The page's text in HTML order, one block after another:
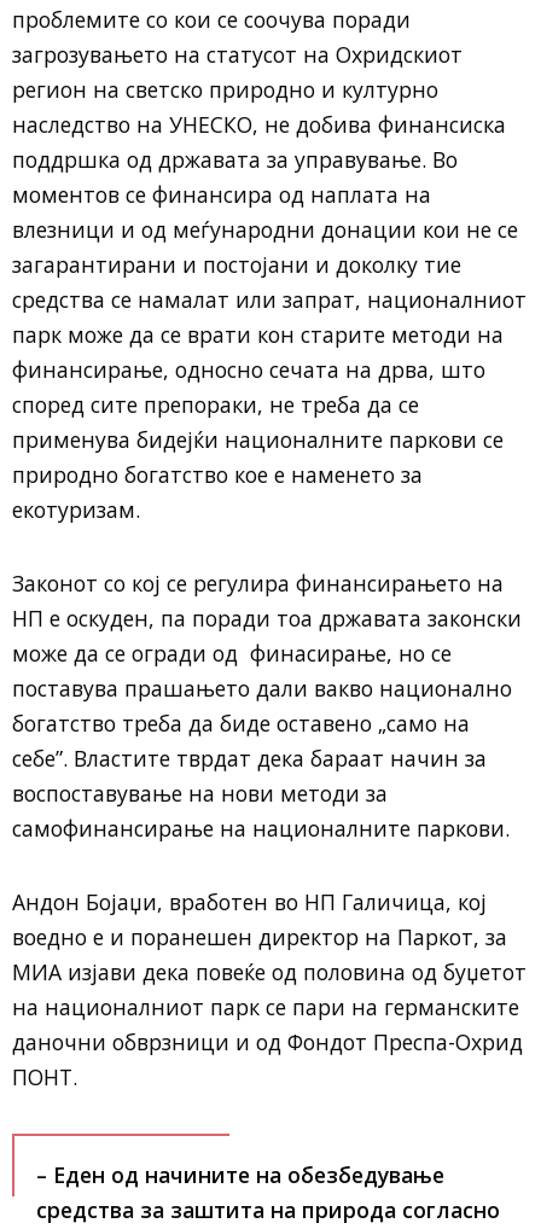
проблемите со кои се соочува поради
загрозувањето на статусот на Охридскиот
регион на светско природно и културно
наследство на УНЕСКО, не добива финансиска
поддршка од државата за управување. Во
моментов се финансира од наплата на
влезници и од меѓународни донации кои не се
загарантирани и постојани и доколку тие
средства се намалат или запрат, националниот
парк може да се врати кон старите методи на
финансирање, односно сечата на дрва, што
според сите препораки, не треба да се
применува бидејќи националните паркови се
природно богатство кое е наменето за
екотуризам.
Законот со кој се регулира финансирањето на
НП е оскуден, па поради тоа државата законски
може да се огради од финасирање, но се
поставува прашањето дали вакво национално
богатство треба да биде оставено „само на
себе”. Властите тврдат дека бараат начин за
воспоставување на нови методи за
самофинансирање на националните паркови.
Андон Бојаџи, вработен во НП Галичица, кој
воедно е и поранешен директор на Паркот, за
МИА изјави дека повеќе од половина од буџетот
на националниот парк се пари на германските
даночни обврзници и од Фондот Преспа-Охрид
ПОНТ.
– Еден од начините на обезбедување
средства за заштита на природа согласно